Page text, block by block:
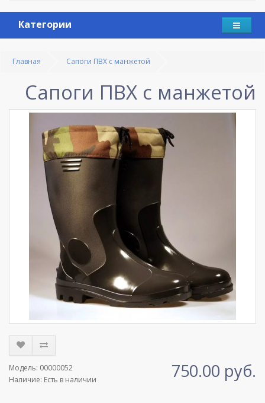
Категории
Главная Сапоги ПВХ с манжетой
Сапоги ПВХ с манжетой
Модель: 00000052
Наличие: Есть в наличии
750.00 руб.